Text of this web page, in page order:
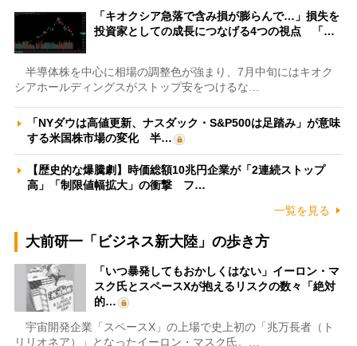
「キオクシア急落で含み損が膨らんで…」損失を
投資家としての成長につなげる4つの視点 「…
半導体株を中心に相場の調整色が強まり、7月中旬にはキオク
シアホールディングスがストップ安をつけるな…
「NYダウは高値更新、ナスダック・S&P500は足踏み」が意味
する米国株市場の変化 半…
【歴史的な爆騰劇】時価総額10兆円企業が「2連続ストップ
高」「制限値幅拡大」の衝撃 フ…
一覧を見る
大前研一「ビジネス新大陸」の歩き方
「いつ暴発してもおかしくはない」イーロン・マ
スク氏とスペースXが抱えるリスクの数々「絶対
的…
宇宙開発企業「スペースX」の上場で史上初の「兆万長者（ト
リリオネア）」となったイーロン・マスク氏。…